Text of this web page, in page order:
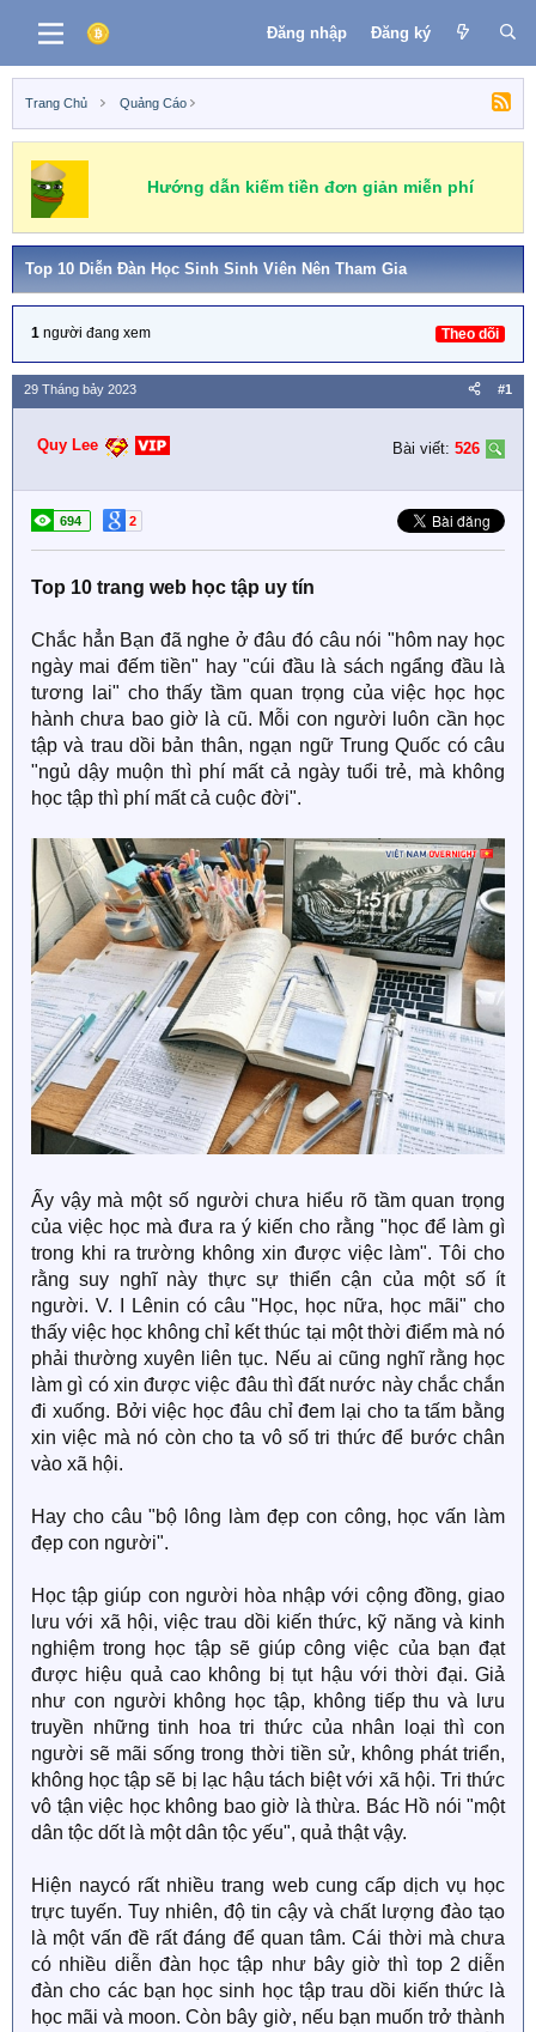
Đăng nhập Đăng ký
Trang Chủ Quảng Cáo
Top 10 Diễn Đàn Học Sinh Sinh Viên Nên Tham Gia
1 người đang xem Theo dõi
29 Tháng bảy 2023 #1
Quy Lee Bài viết: 526
694 2
Top 10 trang web học tập uy tín
Chắc hẳn Bạn đã nghe ở đâu đó câu nói "hôm nay học
ngày mai đếm tiền" hay "cúi đầu là sách ngẩng đầu là
tương lai" cho thấy tầm quan trọng của việc học học
hành chưa bao giờ là cũ. Mỗi con người luôn cần học
tập và trau dồi bản thân, ngạn ngữ Trung Quốc có câu
"ngủ dậy muộn thì phí mất cả ngày tuổi trẻ, mà không
học tập thì phí mất cả cuộc đời".
Ấy vậy mà một số người chưa hiểu rõ tầm quan trọng
của việc học mà đưa ra ý kiến cho rằng "học để làm gì
trong khi ra trường không xin được việc làm". Tôi cho
rằng suy nghĩ này thực sự thiển cận của một số ít
người. V. I Lênin có câu "Học, học nữa, học mãi" cho
thấy việc học không chỉ kết thúc tại một thời điểm mà nó
phải thường xuyên liên tục. Nếu ai cũng nghĩ rằng học
làm gì có xin được việc đâu thì đất nước này chắc chắn
đi xuống. Bởi việc học đâu chỉ đem lại cho ta tấm bằng
xin việc mà nó còn cho ta vô số tri thức để bước chân
vào xã hội.
Hay cho câu "bộ lông làm đẹp con công, học vấn làm
đẹp con người".
Học tập giúp con người hòa nhập với cộng đồng, giao
lưu với xã hội, việc trau dồi kiến thức, kỹ năng và kinh
nghiệm trong học tập sẽ giúp công việc của bạn đạt
được hiệu quả cao không bị tụt hậu với thời đại. Giả
như con người không học tập, không tiếp thu và lưu
truyền những tinh hoa tri thức của nhân loại thì con
người sẽ mãi sống trong thời tiền sử, không phát triển,
không học tập sẽ bị lạc hậu tách biệt với xã hội. Tri thức
vô tận việc học không bao giờ là thừa. Bác Hồ nói "một
dân tộc dốt là một dân tộc yếu", quả thật vậy.
Hiện naycó rất nhiều trang web cung cấp dịch vụ học
trực tuyến. Tuy nhiên, độ tin cậy và chất lượng đào tạo
là một vấn đề rất đáng để quan tâm. Cái thời mà chưa
có nhiều diễn đàn học tập như bây giờ thì top 2 diễn
đàn cho các bạn học sinh học tập trau dồi kiến thức là
học mãi và moon. Còn bây giờ, nếu bạn muốn trở thành